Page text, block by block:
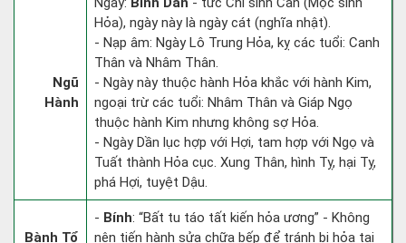
Ngũ
Hành
Hỏa), ngày này là ngày cát (nghĩa nhật).
- Nạp âm: Ngày Lô Trung Hỏa, kỵ các tuổi: Canh
Thân và Nhâm Thân.
- Ngày này thuộc hành Hỏa khắc với hành Kim,
ngoại trừ các tuổi: Nhâm Thân và Giáp Ngọ
thuộc hành Kim nhưng không sợ Hỏa.
- Ngày Dần lục hợp với Hợi, tam hợp với Ngọ và
Tuất thành Hỏa cục. Xung Thân, hình Tỵ, hại Tỵ,
phá Hợi, tuyệt Dậu.
Bành Tổ
- Bính: “Bất tu táo tất kiến hỏa ương” - Không
nên tiến hành sửa chữa bếp để tránh bị hỏa tai